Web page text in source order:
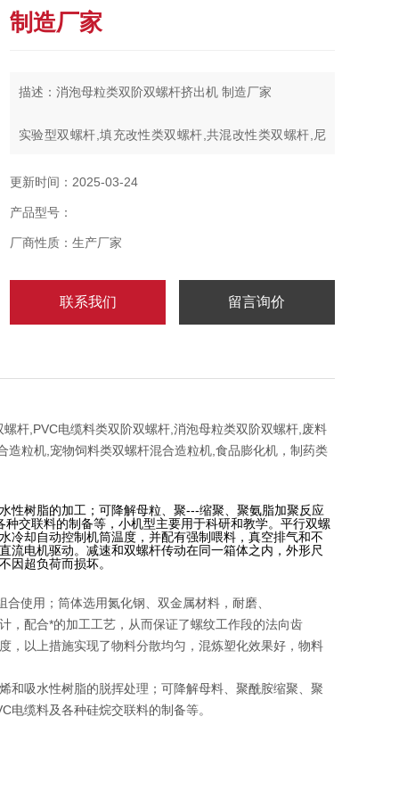
制造厂家
描述：消泡母粒类双阶双螺杆挤出机 制造厂家
实验型双螺杆,填充改性类双螺杆,共混改性类双螺杆,尼
螺杆,消泡母粒类双阶双螺杆,废料回收双螺杆，PET废片
螺杆混合造粒机,宠物饲料类双螺杆混合造粒机,食品膨化
机，制药类双螺杆
更新时间：2025-03-24
产品型号：
厂商性质：生产厂家
联系我们 留言询价
杆,PVC电缆料类双阶双螺杆,消泡母粒类双阶双螺杆,废料
粒机,宠物饲料类双螺杆混合造粒机,食品膨化机，制药类
性树脂的加工；可降解母粒、聚---缩聚、聚氨脂加聚反应
交联料的制备等，小机型主要用于科研和教学。平行双螺
冷却自动控制机筒温度，并配有强制喂料，真空排气和不
流电机驱动。减速和双螺杆传动在同一箱体之内，外形尺
因超负荷而损坏。
使用；筒体选用氮化钢、双金属材料，耐磨、
配合*的加工工艺，从而保证了螺纹工作段的法向齿
以上措施实现了物料分散均匀，混炼塑化效果好，物料
和吸水性树脂的脱挥处理；可降解母料、聚酰胺缩聚、聚
电缆料及各种硅烷交联料的制备等。